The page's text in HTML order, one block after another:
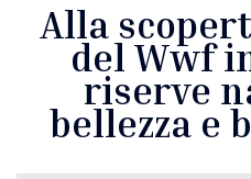
Alla
del Wwf
riserve
bellezza e